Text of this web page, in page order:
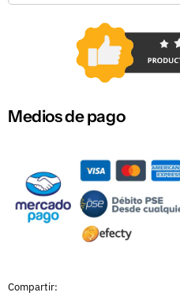
Medios de pago
Compartir: